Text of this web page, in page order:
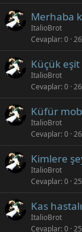
Merhaba
ItalioBrot
Cevaplar 0
Küçük eşit
ItalioBrot
Cevaplar 0
Küfür
ItalioBrot
Cevaplar 0
Kimlere
ItalioBrot
Cevaplar 0
Kas
ItalioBrot
Cevaplar 0